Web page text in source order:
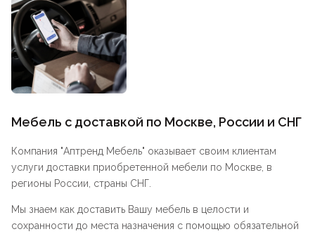
Мебель с доставкой по Москве, России и СНГ
Компания "Аптренд Мебель" оказывает своим клиентам
услуги доставки приобретенной мебели по Москве, в
регионы России, страны СНГ.
Мы знаем как доставить Вашу мебель в целости и
сохранности до места назначения с помощью обязательной